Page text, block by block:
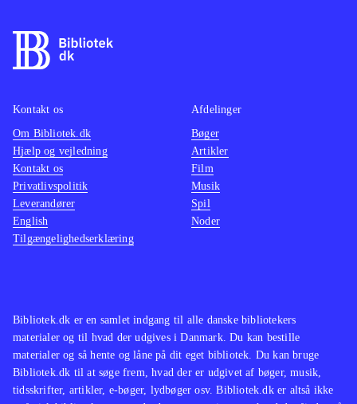
Bibliotek.dk er en samlet indgang til alle danske bibliotekers
materialer og til hvad der udgives i Danmark. Du kan bestille
materialer og så hente og låne på dit eget bibliotek. Du kan bruge
Bibliotek.dk til at søge frem, hvad der er udgivet af bøger, musik,
tidsskrifter, artikler, e-bøger, lydbøger osv. Bibliotek.dk er altså ikke
Kontakt os
Om Bibliotek.dk
Hjælp og vejledning
Kontakt os
Privatlivspolitik
Leverandører
English
Tilgængelighedserklæring
Afdelinger
Bøger
Artikler
Film
Musik
Spil
Noder